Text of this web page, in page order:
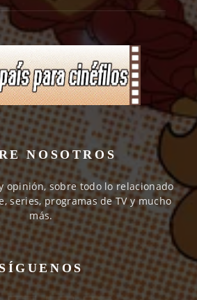
NOSOTROS
opinión, sobre todo lo relacionado
series, programas de TV y mucho
más.
SÍGUENOS